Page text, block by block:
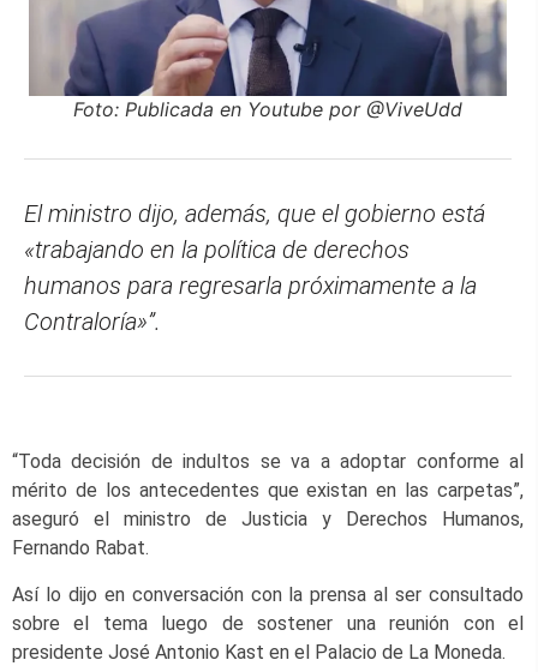
Foto: Publicada en Youtube por @ViveUdd
El ministro dijo, además, que el gobierno está
«trabajando en la política de derechos
humanos para regresarla próximamente a la
Contraloría»”.
“Toda decisión de indultos se va a adoptar conforme al
mérito de los antecedentes que existan en las carpetas”,
aseguró el ministro de Justicia y Derechos Humanos,
Fernando Rabat.
Así lo dijo en conversación con la prensa al ser consultado
sobre el tema luego de sostener una reunión con el
presidente José Antonio Kast en el Palacio de La Moneda.